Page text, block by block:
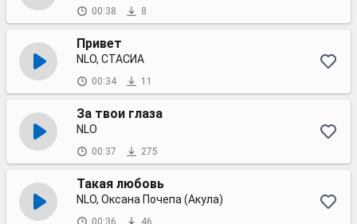
00:38 8
Привет
NLO, СТАСИА
00:34 11
За твои глаза
NLO
00:37 275
Такая любовь
NLO, Оксана Почепа (Акула)
00:36 46